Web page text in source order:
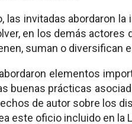
las invitadas abordaron
en los demás actores
suman o diversifican
elementos
buenas prácticas
de autor sobre los
este oficio incluido en la